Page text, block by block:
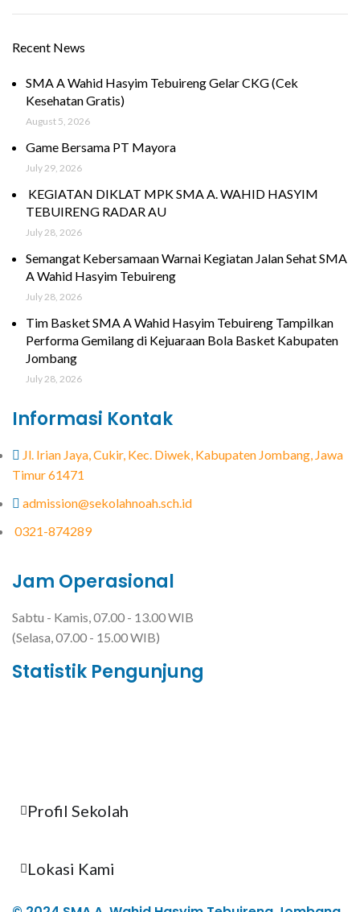
Recent News
SMA A Wahid Hasyim Tebuireng Gelar CKG (Cek
Kesehatan Gratis)
August 5, 2026
Game Bersama PT Mayora
July 29, 2026
KEGIATAN DIKLAT MPK SMA A. WAHID HASYIM
TEBUIRENG RADAR AU
July 28, 2026
Semangat Kebersamaan Warnai Kegiatan Jalan Sehat SMA
A Wahid Hasyim Tebuireng
July 28, 2026
Tim Basket SMA A Wahid Hasyim Tebuireng Tampilkan
Performa Gemilang di Kejuaraan Bola Basket Kabupaten
Jombang
July 28, 2026
Informasi Kontak
Jl. Irian Jaya, Cukir, Kec. Diwek, Kabupaten Jombang, Jawa
Timur 61471
admission@sekolahnoah.sch.id
0321-874289
Jam Operasional
Sabtu - Kamis, 07.00 - 13.00 WIB
(Selasa, 07.00 - 15.00 WIB)
Statistik Pengunjung
Profil Sekolah
Lokasi Kami